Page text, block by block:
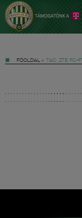
FŐOLDAL » TAG: ZTE
Hírek